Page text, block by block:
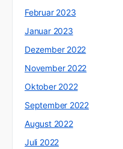
Februar 2023
Januar 2023
Dezember 2022
November 2022
Oktober 2022
September 2022
August 2022
Juli 2022